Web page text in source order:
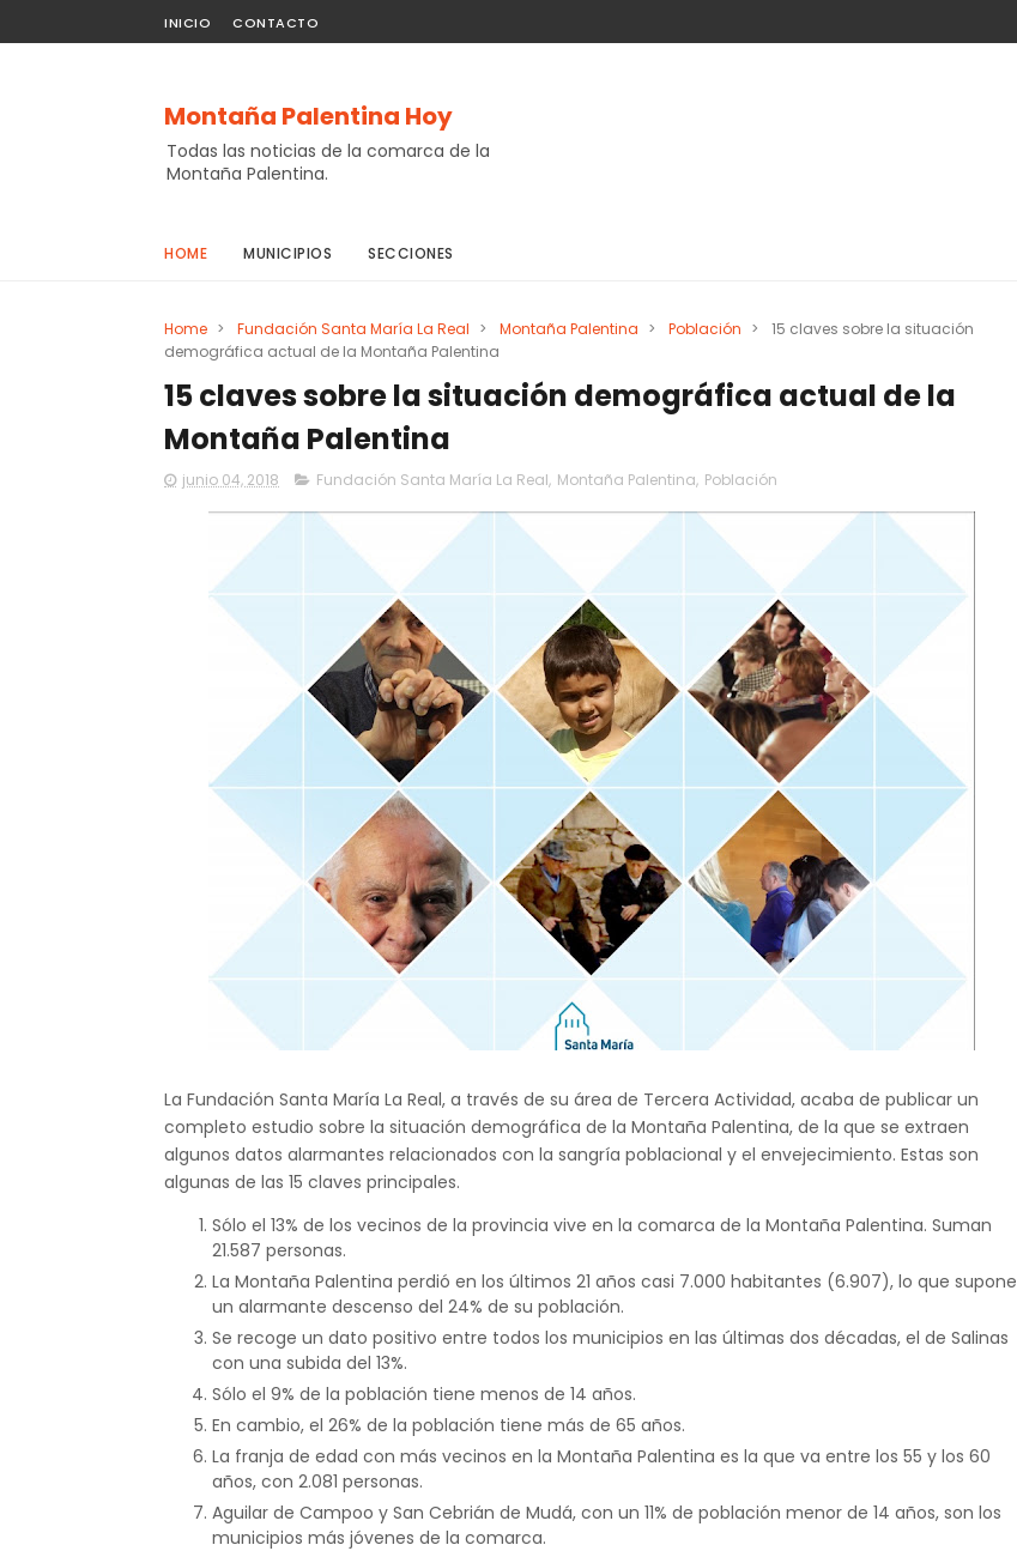
INICIO CONTACTO
Montaña Palentina Hoy
Todas las noticias de la comarca de la
Montaña Palentina.
HOME MUNICIPIOS SECCIONES
Home > Fundación Santa María La Real > Montaña Palentina > Población >
15 claves sobre la situación
demográfica actual de la Montaña Palentina
15 claves sobre la situación demográfica actual de la
Montaña Palentina
junio 04, 2018 Fundación Santa María La Real, Montaña Palentina, Población
La Fundación Santa María La Real, a través de su área de Tercera Actividad, acaba de publicar un
completo estudio sobre la situación demográfica de la Montaña Palentina, de la que se extraen
algunos datos alarmantes relacionados con la sangría poblacional y el envejecimiento. Estas son
algunas de las 15 claves principales.
Sólo el 13% de los vecinos de la provincia vive en la comarca de la Montaña Palentina. Suman
21.587 personas.
La Montaña Palentina perdió en los últimos 21 años casi 7.000 habitantes (6.907), lo que supone
un alarmante descenso del 24% de su población.
Se recoge un dato positivo entre todos los municipios en las últimas dos décadas, el de Salinas
con una subida del 13%.
Sólo el 9% de la población tiene menos de 14 años.
En cambio, el 26% de la población tiene más de 65 años.
La franja de edad con más vecinos en la Montaña Palentina es la que va entre los 55 y los 60
años, con 2.081 personas.
Aguilar de Campoo y San Cebrián de Mudá, con un 11% de población menor de 14 años, son los
municipios más jóvenes de la comarca.